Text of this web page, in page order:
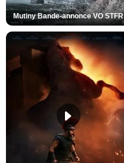
Mutiny Bande-annonce VO STFR